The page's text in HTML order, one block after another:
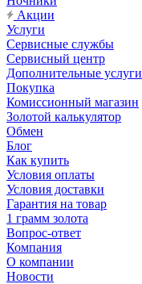
Акции
Услуги
Сервисные службы
Сервисный центр
Дополнительные услуги
Покупка
Комиссионный магазин
Золотой калькулятор
Обмен
Блог
Как купить
Условия оплаты
Условия доставки
Гарантия на товар
1 грамм золота
Вопрос-ответ
Компания
О компании
Новости